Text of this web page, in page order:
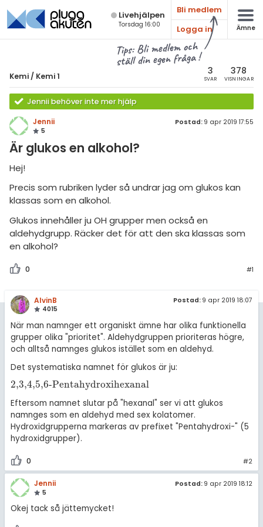
Live­hjälpen
Torsdag 16:00
Bli medlem
Logga in
Ämne
Tips: Bli medlem och
ställ din egen fråga !
Kemi / Kemi 1 3
SVAR
378
VISNINGAR
Jennii behöver inte mer hjälp
Jennii
5
Postad: 9 apr 2019 17:55
Är glukos en alkohol?
Hej!
Precis som rubriken lyder så undrar jag om glukos kan
klassas som en alkohol.
Glukos innehåller ju OH grupper men också en
aldehydgrupp. Räcker det för att den ska klassas som
en alkohol?
0 #1
AlvinB
4015
Postad: 9 apr 2019 18:07
När man namnger ett organiskt ämne har olika funktionella
grupper olika "prioritet". Aldehydgruppen prioriteras högre,
och alltså namnges glukos istället som en aldehyd.
Det systematiska namnet för glukos är ju:
2,3,4,5,6-Pentahydroxihexanal
2,3,4,5,6-Pentahydroxihexanal
Eftersom namnet slutar på "hexanal" ser vi att glukos
namnges som en aldehyd med sex kolatomer.
Hydroxidgrupperna markeras av prefixet "Pentahydroxi-" (5
hydroxidgrupper).
0 #2
Jennii
5
Postad: 9 apr 2019 18:12
Okej tack så jättemycket!
Alla ämnen
Kemi
Alla trådar
Grundskola
Kemi 2
Livehjälpen
För lärare
5 inloggade
Cookie-inställningar
& Bygg
språk
ämnen
diskussioner